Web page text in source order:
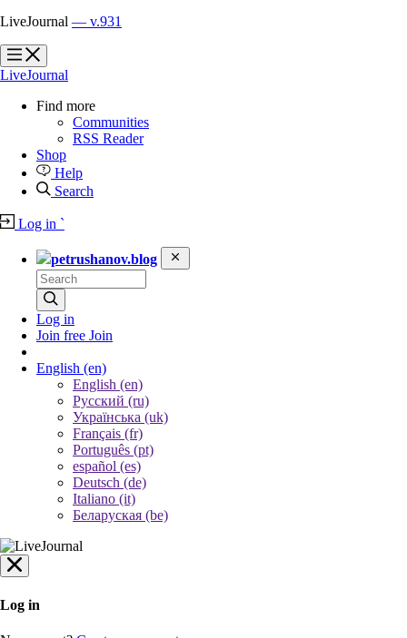
LiveJournal — v.931
?
?
LiveJournal
Find more
Communities
RSS Reader
Shop
Help
Search
Log in `
petrushanov.blog
Log in
Join free Join
English (en)
English (en)
Русский (ru)
Українська (uk)
Français (fr)
Português (pt)
español (es)
Deutsch (de)
Italiano (it)
Беларуская (be)
Log in